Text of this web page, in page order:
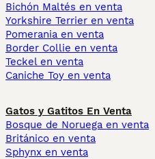
Bichón Maltés en venta
Yorkshire Terrier en venta
Pomerania en venta
Border Collie en venta
Teckel en venta
Caniche Toy en venta
Gatos y Gatitos En Venta
Bosque de Noruega en venta
Británico en venta
Sphynx en venta